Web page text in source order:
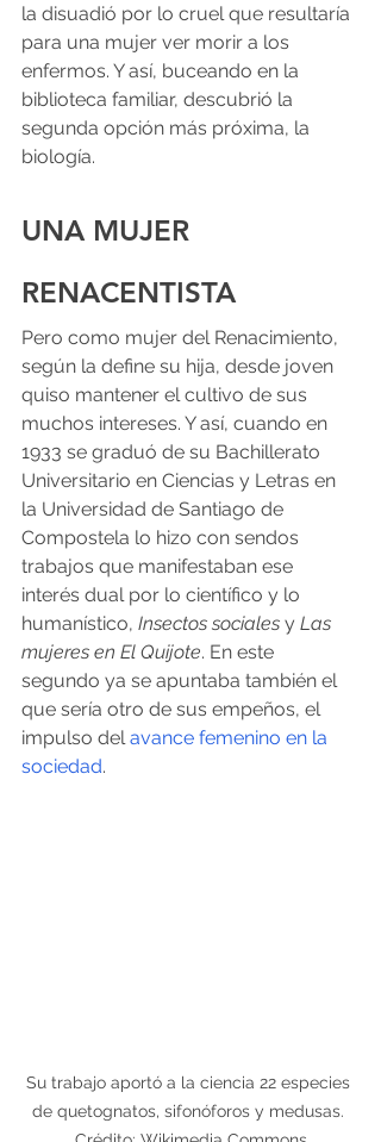
la disuadió por lo cruel que resultaría
para una mujer ver morir a los
enfermos. Y así, buceando en la
biblioteca familiar, descubrió la
segunda opción más próxima, la
biología.
UNA MUJER
RENACENTISTA
Pero como mujer del Renacimiento,
según la define su hija, desde joven
quiso mantener el cultivo de sus
muchos intereses. Y así, cuando en
1933 se graduó de su Bachillerato
Universitario en Ciencias y Letras en
la Universidad de Santiago de
Compostela lo hizo con sendos
trabajos que manifestaban ese
interés dual por lo científico y lo
humanístico, Insectos sociales y Las
mujeres en El Quijote. En este
segundo ya se apuntaba también el
que sería otro de sus empeños, el
impulso del avance femenino en la
sociedad.
Su trabajo aportó a la ciencia 22 especies
de quetognatos, sifonóforos y medusas.